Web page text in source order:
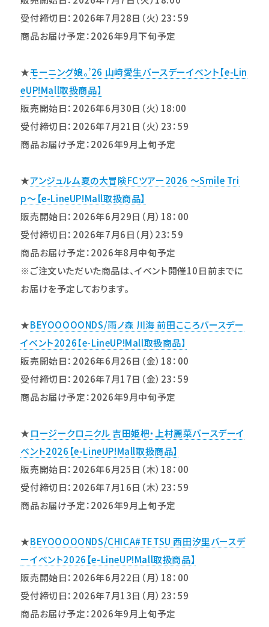
受付締切日：2026年7月28日（火）23：59
商品お届け予定：2026年9月下旬予定
★モーニング娘。’26 山﨑愛生バースデーイベント【e-Lin
eUP!Mall取扱商品】
販売開始日：2026年6月30日（火）18:00
受付締切日：2026年7月21日（火）23：59
商品お届け予定：2026年9月上旬予定
★アンジュルム夏の大冒険FCツアー2026 〜Smile Tri
p〜【e-LineUP!Mall取扱商品】
販売開始日：2026年6月29日（月）18：00
受付締切日：2026年7月6日（月）23：59
商品お届け予定：2026年8月中旬予定
※ご注文いただいた商品は、イベント開催10日前までに
お届けを予定しております。
★BEYOOOOONDS/雨ノ森 川海 前田こころバースデー
イベント2026【e-LineUP!Mall取扱商品】
販売開始日：2026年6月26日（金）18：00
受付締切日：2026年7月17日（金）23：59
商品お届け予定：2026年9月中旬予定
★ロージークロニクル 吉田姫杷・上村麗菜バースデーイ
ベント2026【e-LineUP!Mall取扱商品】
販売開始日：2026年6月25日（木）18：00
受付締切日：2026年7月16日（木）23：59
商品お届け予定：2026年9月上旬予定
★BEYOOOOONDS/CHICA#TETSU 西田汐里バースデ
ーイベント2026【e-LineUP!Mall取扱商品】
販売開始日：2026年6月22日（月）18：00
受付締切日：2026年7月13日（月）23：59
商品お届け予定：2026年9月上旬予定